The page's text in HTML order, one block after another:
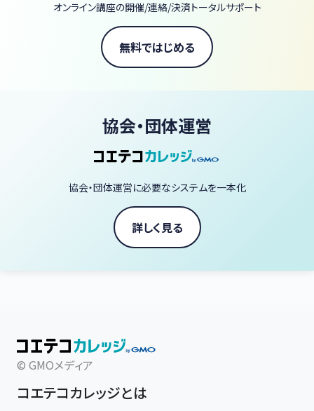
オンライン講座の開催/連絡/決済トータルサポート
無料ではじめる
協会・団体運営
協会・団体運営に必要なシステムを一本化
詳しく見る
© GMOメディア
コエテコカレッジとは